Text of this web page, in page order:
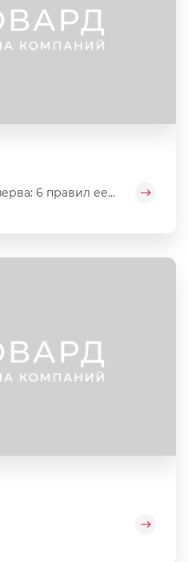
6 правил ее...